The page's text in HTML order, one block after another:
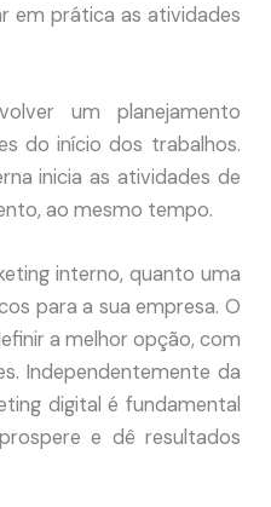
em prática as atividades
um planejamento
do início dos trabalhos.
inicia as atividades de
ao mesmo tempo.
interno, quanto uma
para a sua empresa. O
a melhor opção, com
Independentemente da
digital é fundamental
e dê resultados